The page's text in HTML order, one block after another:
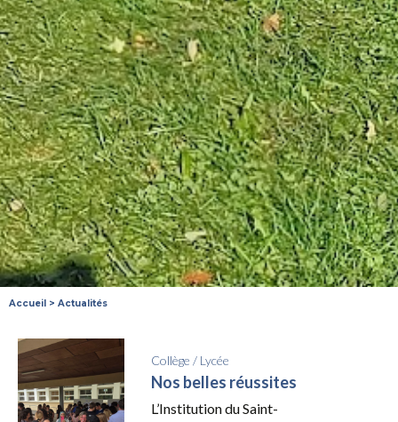
Accueil > Actualités
Collège / Lycée
Nos belles réussites
L’Institution du Saint-